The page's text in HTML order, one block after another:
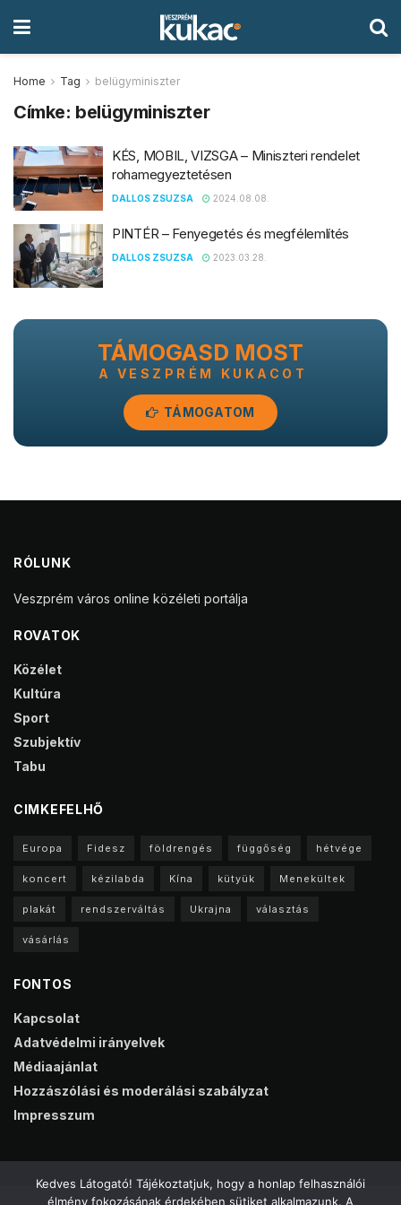
Home Tag belügyminiszter
Címke: belügyminiszter
KÉS, MOBIL, VIZSGA – Miniszteri rendelet
rohamegyeztetésen
DALLOS ZSUZSA 2024.08.08.
PINTÉR – Fenyegetés és megfélemlítés
DALLOS ZSUZSA 2023.03.28.
TÁMOGASD MOST
A VESZPRÉM KUKACOT
TÁMOGATOM
RÓLUNK
Veszprém város online közéleti portálja
ROVATOK
Közélet
Kultúra
Sport
Szubjektív
Tabu
CIMKEFELHŐ
Europa Fidesz földrengés függőség hétvége
koncert kézilabda Kína kütyük Menekültek
plakát rendszerváltás Ukrajna választás
vásárlás
FONTOS
Kapcsolat
Adatvédelmi irányelvek
Médiaajánlat
Hozzászólási és moderálási szabályzat
Impresszum
Kedves Látogató! Tájékoztatjuk, hogy a honlap felhasználói
élmény fokozásának érdekében sütiket alkalmazunk. A